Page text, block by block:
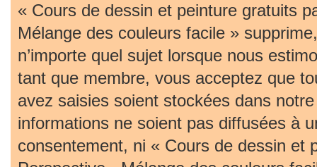
« Cours de dessin et peinture gratuits
Mélange des couleurs facile »
n’importe quel sujet lorsque nous
tant que membre, vous acceptez que
avez saisies soient stockées dans
informations ne soient pas diffusées à
consentement, ni « Cours de dessin et